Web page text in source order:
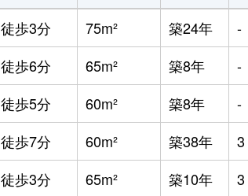
徒歩3分 75m² 築24年 -
徒歩6分 65m² 築8年 -
徒歩5分 60m² 築8年 -
徒歩7分 60m² 築38年 3
徒歩3分 65m² 築10年 3